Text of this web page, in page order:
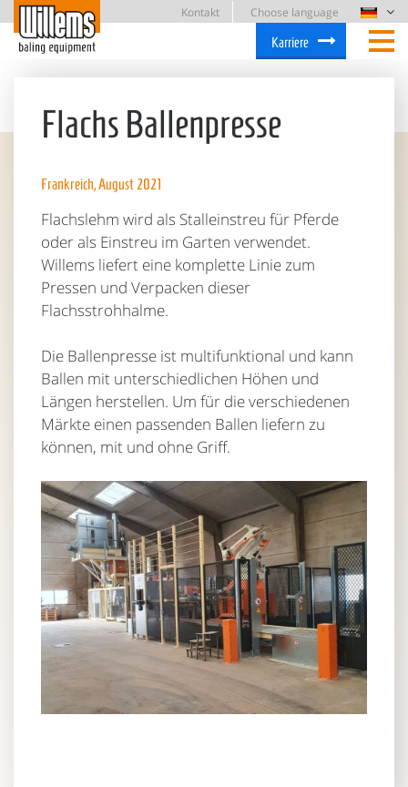
Kontakt
Choose language
Karriere
Flachs Ballenpresse
Frankreich, August 2021
Flachslehm wird als Stalleinstreu für Pferde
oder als Einstreu im Garten verwendet.
Willems liefert eine komplette Linie zum
Pressen und Verpacken dieser
Flachsstrohhalme.
Die Ballenpresse ist multifunktional und kann
Ballen mit unterschiedlichen Höhen und
Längen herstellen. Um für die verschiedenen
Märkte einen passenden Ballen liefern zu
können, mit und ohne Griff.